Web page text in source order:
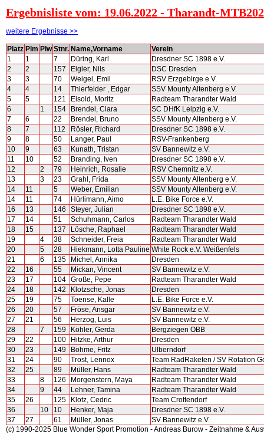
Ergebnisliste vom: 19.06.2022 - Tharandt-
weitere Ergebnisse >>
Platz Plm Plw Stnr. Name,Vorname
Verein
1
1 7 Düring, Karl
Dresdner SC 1898 e.V.
2
2 157 Eigler, Nils
DSC Dresden
3
3 70 Weigel, Emil
RSV Erzgebirge e.V.
4
4 14 Thierfelder , Edgar
SSV Mounty Altenberg e.V.
5
5 121 Eisold, Moritz
Radteam Tharandter Wald
6
1 154 Brendel, Clara
SC DHfK Leipzig e.V.
7
6 22 Brendel, Bruno
SSV Mounty Altenberg e.V.
8
7 112 Rösler, Richard
Dresdner SC 1898 e.V.
9
8 50 Langer, Paul
RSV-Frankenberg
10
9 63 Kunath, Tristan
SV Bannewitz e.V.
11
10 52 Branding, Iven
Dresdner SC 1898 e.V.
12
2 79 Heinrich, Rosalie
RSV Chemnitz e.V.
13
3 23 Grahl, Frida
SSV Mounty Altenberg e.V.
14
11 5 Weber, Emilian
SSV Mounty Altenberg e.V.
14
11 74 Hürlimann, Aimo
L.E. Bike Force e.V.
16
13 146 Steyer, Julian
Dresdner SC 1898 e.V.
17
14 51 Schuhmann, Carlos
Radteam Tharandter Wald
18
15 137 Lösche, Raphael
Radteam Tharandter Wald
19
4 38 Schneider, Freia
Radteam Tharandter Wald
20
5 28 Hiekmann, Lotta Pauline White Rock e.V. Weißenfels
21
6 135 Michel, Annika
Dresden
22
16 55 Mickan, Vincent
SV Bannewitz e.V.
23
17 104 Große, Pepe
Radteam Tharandter Wald
24
18 142 Klotzsche, Jonas
Dresden
25
19 75 Toense, Kalle
L.E. Bike Force e.V.
26
20 57 Fröse, Ansgar
SV Bannewitz e.V.
27
21 56 Herzog, Luis
SV Bannewitz e.V.
28
7 159 Köhler, Gerda
Bergziegen OBB
29
22 100 Hitzke, Arthur
Dresden
30
23 149 Böhme, Fritz
Ulberndorf
31
24 90 Trost, Lennox
Team RadRaketen / SV Rotation
32
25 89 Müller, Hans
Radteam Tharandter Wald
33
8 126 Morgenstern, Maya
Radteam Tharandter Wald
34
9 44 Lehner, Tamina
Radteam Tharandter Wald
35
26 125 Klotz, Cedric
Team Crottendorf
36
10 10 Henker, Maja
Dresdner SC 1898 e.V.
37
27 61 Müller, Jonas
SV Bannewitz e.V.
(c) 1990-2025 Blue Wonder Sport Promotion - Andreas Burow - Zeitnahme &